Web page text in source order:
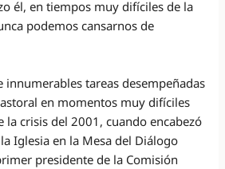
él, en tiempos muy difíciles de la
podemos cansarnos de
innumerables tareas desempeñadas
en momentos muy difíciles
la crisis del 2001, cuando encabezó
Iglesia en la Mesa del Diálogo
presidente de la Comisión